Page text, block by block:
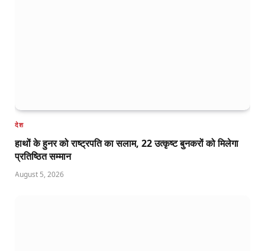
देश
हाथों के हुनर को राष्ट्रपति का सलाम, 22 उत्कृष्ट बुनकरों को मिलेगा
प्रतिष्ठित सम्मान
August 5, 2026